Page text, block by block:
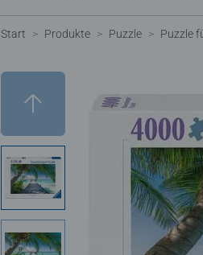
Start Produkte Puzzle Puzzle